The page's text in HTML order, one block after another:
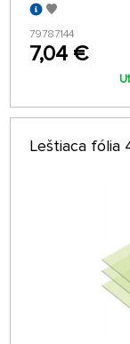
79787144
7,04 €
Leštiaca fólia